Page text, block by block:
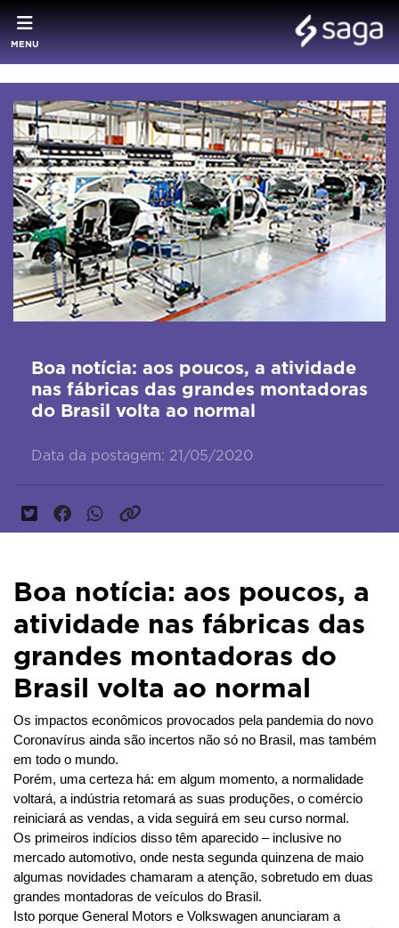
MENU
Boa notícia: aos poucos, a atividade
nas fábricas das grandes montadoras
do Brasil volta ao normal
Data da postagem: 21/05/2020
Boa notícia: aos poucos, a
atividade nas fábricas das
grandes montadoras do
Brasil volta ao normal
Os impactos econômicos provocados pela pandemia do novo
Coronavírus ainda são incertos não só no Brasil, mas também
em todo o mundo.
Porém, uma certeza há: em algum momento, a normalidade
voltará, a indústria retomará as suas produções, o comércio
reiniciará as vendas, a vida seguirá em seu curso normal.
Os primeiros indícios disso têm aparecido – inclusive no
mercado automotivo, onde nesta segunda quinzena de maio
algumas novidades chamaram a atenção, sobretudo em duas
grandes montadoras de veículos do Brasil.
Isto porque General Motors e Volkswagen anunciaram a